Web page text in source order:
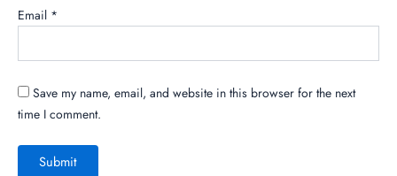
Email *
Save my name, email, and website in this browser for the next
time I comment.